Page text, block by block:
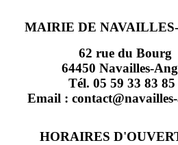
MAIRIE DE
62 rue du Bourg
64450 Navailles-
Tél. 05 59 33 83 85
Email :
HORAIRES